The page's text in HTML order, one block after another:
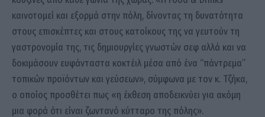
καινοτομεί και εξορμά στην πόλη, δίνοντας τη δυνατότητα
στους επισκέπτες και στους κατοίκους της να γευτούν τη
γαστρονομία της, τις δημιουργίες γνωστών σεφ αλλά και να
δοκιμάσουν ευφάνταστα κοκτέιλ μέσα από ένα “πάντρεμα”
τοπικών προϊόντων και γεύσεων», σύμφωνα με τον κ. Τζήκα,
ο οποίος προσθέτει πως «η έκθεση αποδεικνύει για ακόμη
μια φορά ότι είναι ζωντανό κύτταρο της πόλης».